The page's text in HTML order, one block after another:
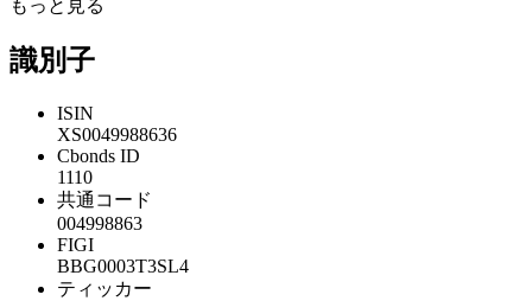
もっと見る
識別子
ISIN
XS0049988636
Cbonds ID
1110
共通コード
004998863
FIGI
BBG0003T3SL4
ティッカー